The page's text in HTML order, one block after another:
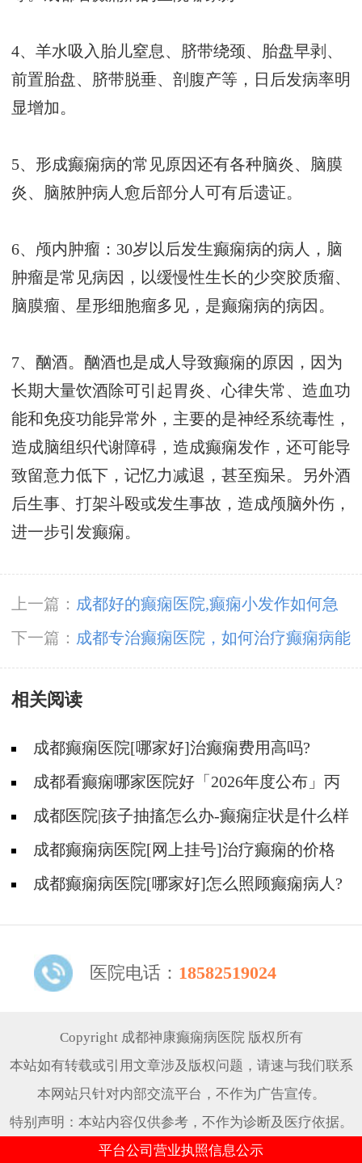
4、羊水吸入胎儿窒息、脐带绕颈、胎盘早剥、
前置胎盘、脐带脱垂、剖腹产等，日后发病率明
显增加。
5、形成癫痫病的常见原因还有各种脑炎、脑膜
炎、脑脓肿病人愈后部分人可有后遗证。
6、颅内肿瘤：30岁以后发生癫痫病的病人，脑
肿瘤是常见病因，以缓慢性生长的少突胶质瘤、
脑膜瘤、星形细胞瘤多见，是癫痫病的病因。
7、酗酒。酗酒也是成人导致癫痫的原因，因为
长期大量饮酒除可引起胃炎、心律失常、造血功
能和免疫功能异常外，主要的是神经系统毒性，
造成脑组织代谢障碍，造成癫痫发作，还可能导
致留意力低下，记忆力减退，甚至痴呆。另外酒
后生事、打架斗殴或发生事故，造成颅脑外伤，
进一步引发癫痫。
上一篇： 成都好的癫痫医院,癫痫小发作如何急
救?
下一篇： 成都专治癫痫医院，如何治疗癫痫病能
好?
相关阅读
成都癫痫医院[哪家好]治癫痫费用高吗?
成都看癫痫哪家医院好「2026年度公布」丙
戊酸钠常见的不良反应有哪些?
成都医院|孩子抽搐怎么办-癫痫症状是什么样
的?成都癫痫病医院[网上挂号]治疗癫痫的价格
是多少?
成都癫痫病医院[哪家好]怎么照顾癫痫病人?
医院电话： 18582519024
Copyright 成都神康癫痫病医院 版权所有
本站如有转载或引用文章涉及版权问题，请速与我们联系
本网站只针对内部交流平台，不作为广告宣传。
特别声明：本站内容仅供参考，不作为诊断及医疗依据。
平台公司营业执照信息公示